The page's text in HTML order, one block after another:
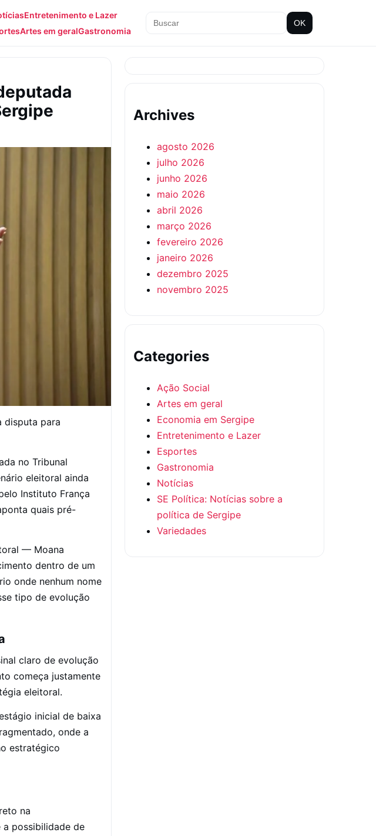
Entretenimento e Lazer
Artes em geralGastronomia
OK
disputa para
no Tribunal
eleitoral ainda
Instituto França
quais pré-
— Moana
dentro de um
onde nenhum nome
tipo de evolução
claro de evolução
começa justamente
eleitoral.
inicial de baixa
onde a
estratégico
na
a possibilidade de
Archives
agosto 2026
julho 2026
junho 2026
maio 2026
abril 2026
março 2026
fevereiro 2026
janeiro 2026
dezembro 2025
novembro 2025
Categories
Ação Social
Artes em geral
Economia em Sergipe
Entretenimento e Lazer
Esportes
Gastronomia
Notícias
SE Política: Notícias sobre a
política de Sergipe
Variedades